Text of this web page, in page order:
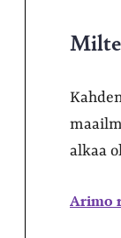
alkaa
Arimo